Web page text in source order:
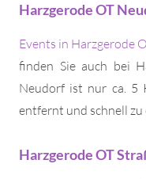
Harzgerode OT
Events in Harzgerode
finden Sie auch bei
Neudorf ist nur ca. 5
entfernt und schnell zu
Harzgerode OT